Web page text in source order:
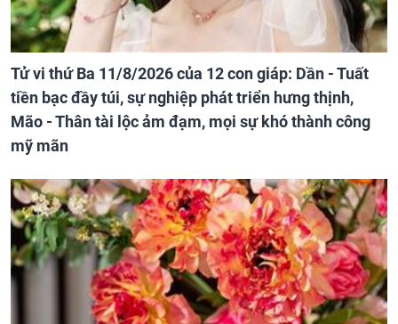
Tử vi thứ Ba 11/8/2026 của 12 con giáp: Dần - Tuất
tiền bạc đầy túi, sự nghiệp phát triển hưng thịnh,
Mão - Thân tài lộc ảm đạm, mọi sự khó thành công
mỹ mãn